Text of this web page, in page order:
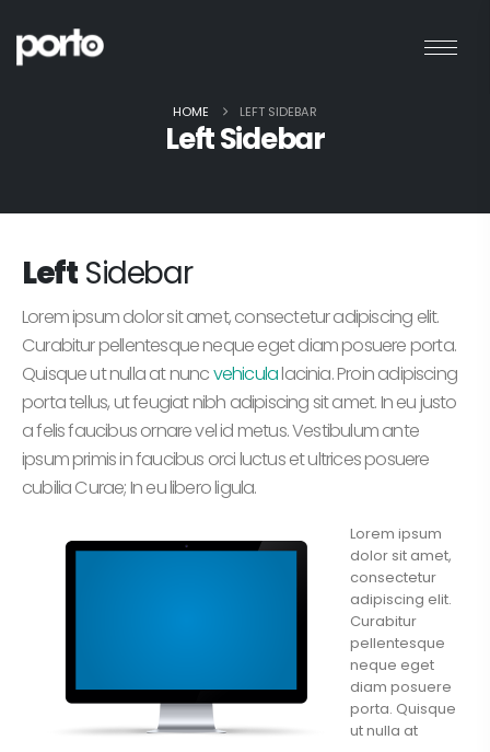
HOME LEFT SIDEBAR
Left Sidebar
Left Sidebar
Lorem ipsum dolor sit amet, consectetur adipiscing elit.
Curabitur pellentesque neque eget diam posuere porta.
Quisque ut nulla at nuncvehiculalacinia. Proin adipiscing
porta tellus, ut feugiat nibh adipiscing sit amet. In eu justo
a felis faucibus ornare vel id metus. Vestibulum ante
ipsum primis in faucibus orci luctus et ultrices posuere
cubilia Curae; In eu libero ligula.
Lorem ipsum
dolor sit amet,
consectetur
adipiscing elit.
Curabitur
pellentesque
neque eget
diam posuere
porta. Quisque
ut nulla at